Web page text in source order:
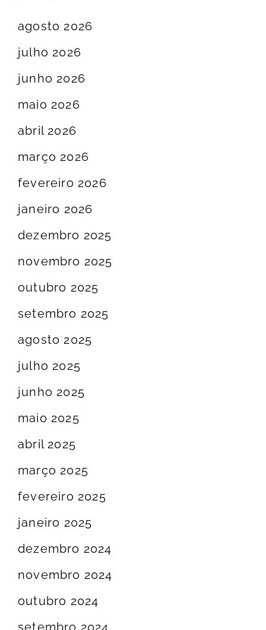
agosto 2026
julho 2026
junho 2026
maio 2026
abril 2026
março 2026
fevereiro 2026
janeiro 2026
dezembro 2025
novembro 2025
outubro 2025
setembro 2025
agosto 2025
julho 2025
junho 2025
maio 2025
abril 2025
março 2025
fevereiro 2025
janeiro 2025
dezembro 2024
novembro 2024
outubro 2024
setembro 2024